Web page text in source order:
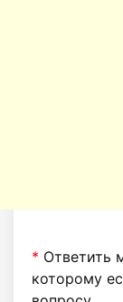
* Ответить
которому